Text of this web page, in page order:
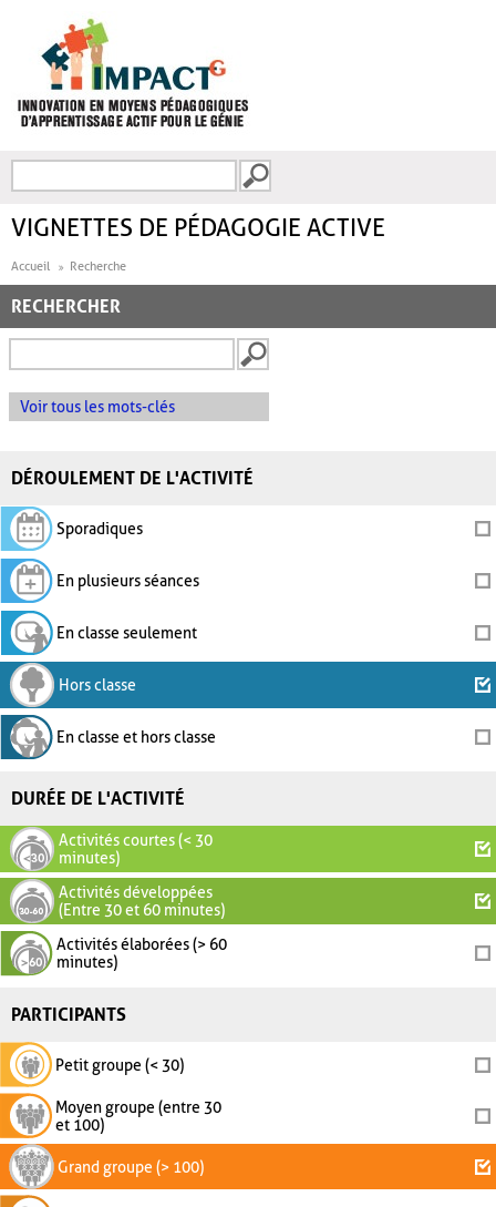
FORMULAIRE DE
VIGNETTES DE PÉDAGOGIE ACTIVE
Accueil Recherche
RECHERCHER
Voir tous les mots-clés
DÉROULEMENT DE L'ACTIVITÉ
Sporadiques
En plusieurs séances
En classe seulement
Hors classe
En classe et hors classe
DURÉE DE L'ACTIVITÉ
Activités courtes (< 30
minutes)
Activités développées
(Entre 30 et 60 minutes)
Activités élaborées (> 60
minutes)
PARTICIPANTS
Petit groupe (< 30)
Moyen groupe (entre 30
et 100)
Grand groupe (> 100)